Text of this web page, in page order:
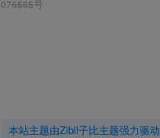
号
本站主题由Zibll子比主题强力驱动